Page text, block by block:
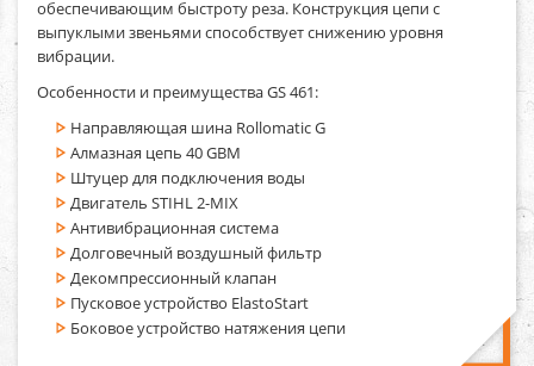
обеспечивающим быстроту реза. Конструкция цепи с
выпуклыми звеньями способствует снижению уровня
вибрации.
Особенности и преимущества GS 461:
Направляющая шина Rollomatic G
Алмазная цепь 40 GBM
Штуцер для подключения воды
Двигатель STIHL 2-MIX
Антивибрационная система
Долговечный воздушный фильтр
Декомпрессионный клапан
Пусковое устройство ElastoStart
Боковое устройство натяжения цепи